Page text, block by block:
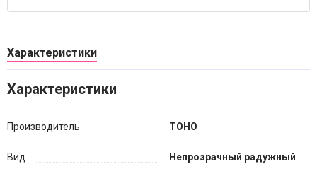
Характеристики
Характеристики
Производитель TOHO
Вид Непрозрачный радужный